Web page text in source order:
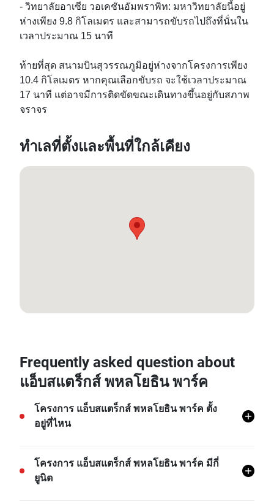
- วิทยาลัยอาเซีย วอเคชันอัมพราพิท: มหาวิทยาลัยนี้อยู่
ห่างเพียง 9.8 กิโลเมตร และสามารถขับรถไปถึงที่นั่นใน
เวลาประมาณ 15 นาที
ท้ายที่สุด สนามบินสุวรรณภูมิอยู่ห่างจากโครงการเพียง
10.4 กิโลเมตร หากคุณเลือกขับรถ จะใช้เวลาประมาณ
17 นาที แต่อาจมีการติดขัดขณะเดินทางขึ้นอยู่กับสภาพ
จราจร
ทำเลที่ตั้งและพื้นที่ใกล้เคียง
Frequently asked question about
แอ็บสแตร็กส์ พหลโยธิน พาร์ค
โครงการ แอ็บสแตร็กส์ พหลโยธิน พาร์ค ตั้ง
อยู่ที่ไหน
โครงการ แอ็บสแตร็กส์ พหลโยธิน พาร์ค ตั้งอยู่ที่
จอมพล, จตุจักร, กรุงเทพ
โครงการ แอ็บสแตร็กส์ พหลโยธิน พาร์ค มีกี่
ยูนิต